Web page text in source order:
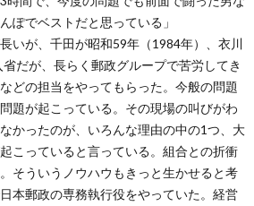
ぽでベストだと思っている」
いが、千田が昭和59年（1984年）、衣川
だが、長らく郵政グループで苦労してき
どの担当をやってもらった。今般の問題
題が起こっている。その現場の叫びがわ
かったのが、いろんな理由の中の1つ、大
こっていると言っている。組合との折衝
そういうノウハウもきっと生かせると考
本郵政の専務執行役をやっていた。経営